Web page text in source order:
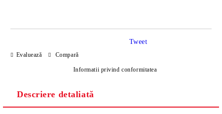
Sunt de acord cuPolitica de confidentialitate
Noi vă vom contacta pentru finalizarea comenzii.
Evaluează Compară
Informatii privind conformitatea
Tweet
Descriere detaliată